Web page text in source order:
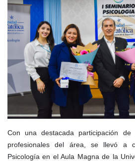
Con una destacada participación de
profesionales del área, se llevó a
Psicología en el Aula Magna de la